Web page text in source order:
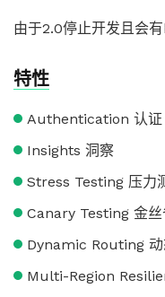
由于2.0停止开发且会
特性
Authentication 认证
Insights 洞察
Stress Testing 压力
Canary Testing 金丝
Dynamic Routing 动
Multi-Region